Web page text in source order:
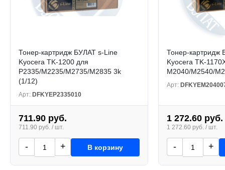
Тонер-картридж БУЛАТ s-Line
Kyocera TK-1200 для
P2335/M2235/M2735/M2835 3k
(1/12)
Арт: DFKYEP2335010
711.90 руб.
711.90 руб. / шт.
- + В корзину
Тонер-картридж
Kyocera TK-
M2040/M2540/
Арт:
1 272.60 руб.
1 272.60 руб. / шт.
- +